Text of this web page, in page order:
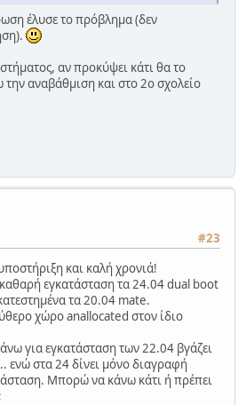
έλυσε το πρόβλημα (δεν
αν προκύψει κάτι θα το
αναβάθμιση και στο 2ο σχολείο
#23
και καλή χρονιά!
εγκατάσταση τα 24.04 dual boot
τα 20.04 mate.
χώρο anallocated στον ίδιο
για εγκατάσταση των 22.04 βγάζει
ενώ στα 24 δίνει μόνο διαγραφή
Μπορώ να κάνω κάτι ή πρέπει